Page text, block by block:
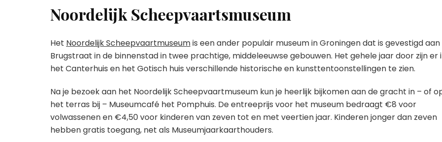
Noordelijk Scheepvaartsmuseum
Het Noordelijk Scheepvaartmuseumis een ander populair museum in Groningen dat is gevestigd aan
Brugstraat in de binnenstad in twee prachtige, middeleeuwse gebouwen. Het gehele jaar door zijn er
het Canterhuis en het Gotisch huis verschillende historische en kunsttentoonstellingen te zien.
Na je bezoek aan het Noordelijk Scheepvaartmuseum kun je heerlijk bijkomen aan de gracht in – of
het terras bij – Museumcafé het Pomphuis. De entreeprijs voor het museum bedraagt €8 voor
volwassenen en €4,50 voor kinderen van zeven tot en met veertien jaar. Kinderen jonger dan zeven
hebben gratis toegang, net als Museumjaarkaarthouders.